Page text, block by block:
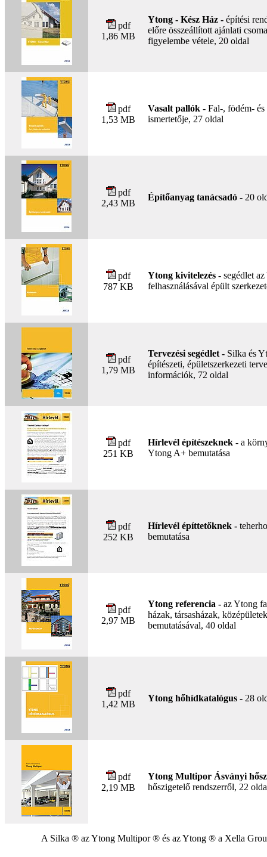
pdf
1,86 MB
Ytong - Kész Ház - építési
előre összeállított ajánlati
figyelembe vétele, 20 oldal
pdf
1,53 MB
Vasalt pallók - Fal-, födém-
ismertetője, 27 oldal
pdf
2,43 MB
Építőanyag tanácsadó - 20
pdf
787 KB
Ytong kivitelezés - segédlet
felhasználásával épült
pdf
1,79 MB
Tervezési segédlet - Silka és
építészeti, épületszerkezeti
információk, 72 oldal
pdf
251 KB
Hírlevél építészeknek - a
Ytong A+ bemutatása
pdf
252 KB
Hírlevél építtetőknek -
bemutatása
pdf
2,97 MB
Ytong referencia - az Ytong
házak, társasházak,
bemutatásával, 40 oldal
pdf
1,42 MB
Ytong hőhídkatalógus - 28
pdf
2,19 MB
Ytong Multipor Ásványi
hőszigetelő rendszerről, 22
A Silka ® az Ytong Multipor ® és az Ytong ® a Xella